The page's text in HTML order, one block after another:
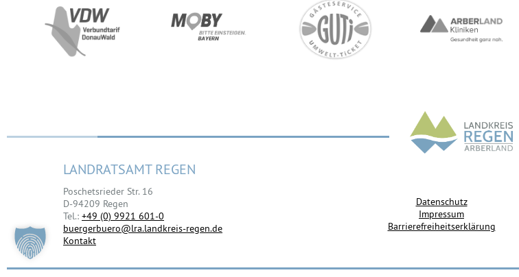
LANDRATSAMT REGEN
Poschetsrieder Str. 16
D-94209 Regen
Tel.: +49 (0) 9921 601-0
buergerbuero@lra.landkreis-regen.de
Kontakt
Datenschutz
Impressum
Barrierefreiheitserklärung